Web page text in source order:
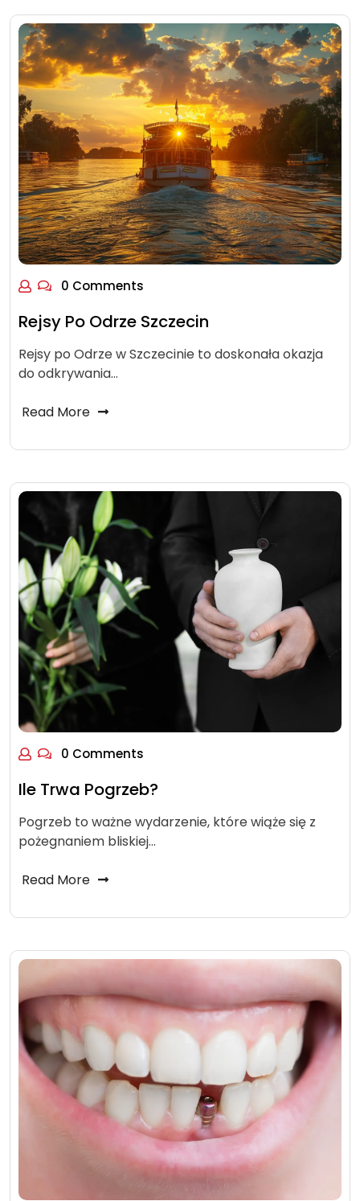
0 Comments
Rejsy Po Odrze Szczecin
Rejsy po Odrze w Szczecinie to doskonała okazja
do odkrywania…
Read More
0 Comments
Ile Trwa Pogrzeb?
Pogrzeb to ważne wydarzenie, które wiąże się z
pożegnaniem bliskiej…
Read More